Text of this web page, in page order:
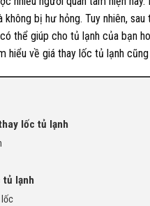
bị hư hỏng. Tuy nhiên,
thể giúp cho tủ lạnh của bạn
hiểu về giá thay lốc tủ lạnh
lốc tủ lạnh
tủ lạnh
lốc